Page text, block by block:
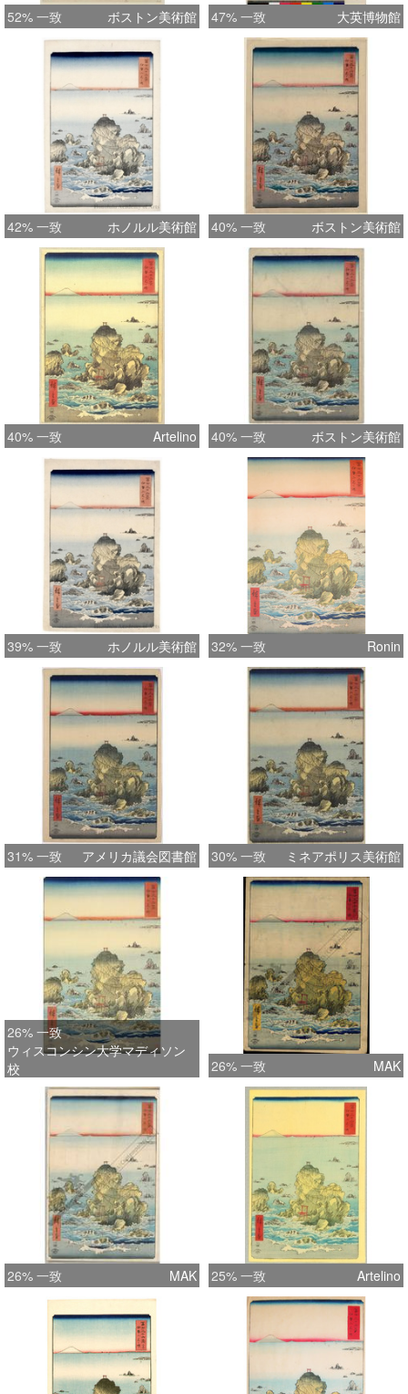
52% 一致 ボストン美術館 47% 一致 大英博物館
42% 一致 ホノルル美術館 40% 一致 ボストン美術館
40% 一致 Artelino 40% 一致 ボストン美術館
39% 一致 ホノルル美術館 32% 一致 Ronin
31% 一致 アメリカ議会図書館 30% 一致 ミネアポリス美術館
26% 一致
ウィスコンシン大学マディソン
校
26% 一致 MAK
26% 一致 MAK 25% 一致 Artelino